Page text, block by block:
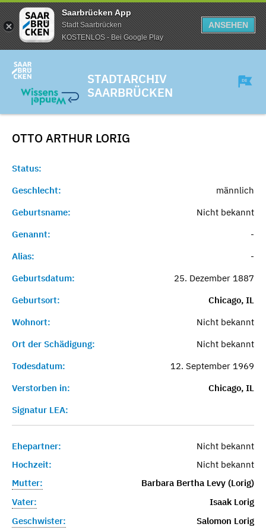
Saarbrücken App
Stadt Saarbrücken
KOSTENLOS - Bei Google Play
ANSEHEN
STADTARCHIV
SAARBRÜCKEN
OTTO ARTHUR LORIG
Status:
Geschlecht:
männlich
Geburtsname:
Nicht bekannt
Genannt:
-
Alias:
-
Geburtsdatum:
25. Dezember 1887
Geburtsort:
Chicago, IL
Wohnort:
Nicht bekannt
Ort der Schädigung:
Nicht bekannt
Todesdatum:
12. September 1969
Verstorben in:
Chicago, IL
Signatur LEA:
Ehepartner:
Nicht bekannt
Hochzeit:
Nicht bekannt
Mutter:
Barbara Bertha Levy (Lorig)
Vater:
Isaak Lorig
Geschwister:
Salomon Lorig